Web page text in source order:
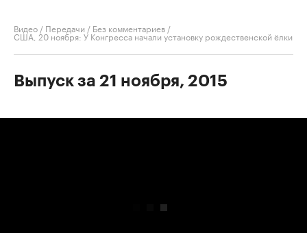
Видео / Передачи / Без комментариев /
США, 20 ноября: У Конгресса начали установку рождественской ёлки
Выпуск за 21 ноября, 2015